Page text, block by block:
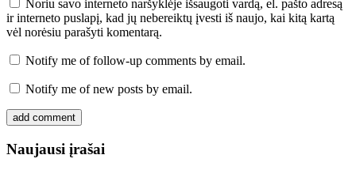
Noriu savo interneto naršyklėje išsaugoti vardą, el. pašto adresą
ir interneto puslapį, kad jų nebereiktų įvesti iš naujo, kai kitą kartą
vėl norėsiu parašyti komentarą.
Notify me of follow-up comments by email.
Notify me of new posts by email.
Naujausi įrašai